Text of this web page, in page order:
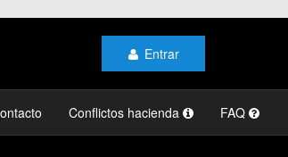
Entrar
Conflictos hacienda FAQ